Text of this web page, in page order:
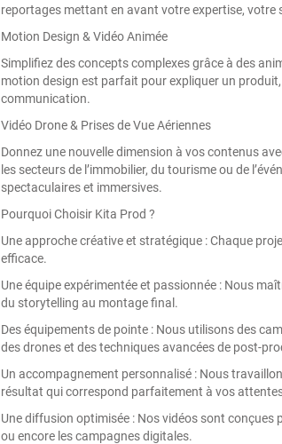
reportages mettant en avant votre expertise,
Motion Design & Vidéo Animée
Simplifiez des concepts complexes grâce à des
motion design est parfait pour expliquer un
communication.
Vidéo Drone & Prises de Vue Aériennes
Donnez une nouvelle dimension à vos contenus
les secteurs de l’immobilier, du tourisme ou de
spectaculaires et immersives.
Pourquoi Choisir Kita Prod ?
Une approche créative et stratégique : Chaque
efficace.
Une équipe expérimentée et passionnée : Nous
du storytelling au montage final.
Des équipements de pointe : Nous utilisons des
des drones et des techniques avancées de post-
Un accompagnement personnalisé : Nous
résultat qui correspond parfaitement à vos
Une diffusion optimisée : Nos vidéos sont conçues
ou encore les campagnes digitales.